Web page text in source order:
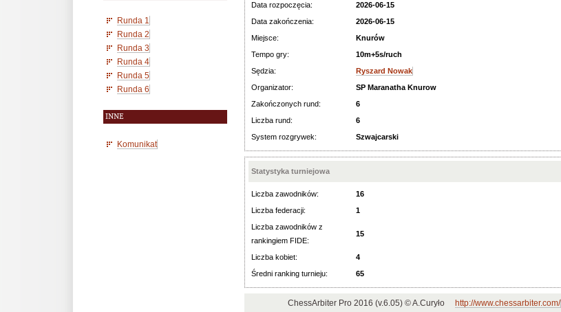
Runda 1
Runda 2
Runda 3
Runda 4
Runda 5
Runda 6
INNE
Komunikat
Data rozpoczęcia:
2026-06-15
Data zakończenia:
2026-06-15
Miejsce:
Knurów
Tempo gry:
10m+5s/ruch
Sędzia:
Ryszard Nowak
Organizator:
SP Maranatha Knurow
Zakończonych rund:
6
Liczba rund:
6
System rozgrywek:
Szwajcarski
Statystyka turniejowa
Liczba zawodników:
16
Liczba federacji:
1
Liczba zawodników z
rankingiem FIDE:
15
Liczba kobiet:
4
Średni ranking turnieju:
65
ChessArbiter Pro 2016 (v.6.05) © A.Curyło http://www.chessarbiter.com/